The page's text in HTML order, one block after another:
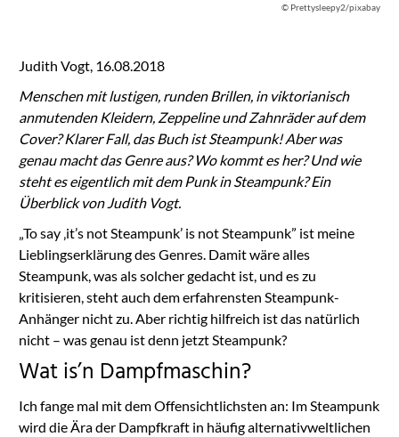
© Prettysleepy2/pixabay
Judith Vogt, 16.08.2018
Menschen mit lustigen, runden Brillen, in viktorianisch
anmutenden Kleidern, Zeppeline und Zahnräder auf dem
Cover? Klarer Fall, das Buch ist Steampunk! Aber was
genau macht das Genre aus? Wo kommt es her? Und wie
steht es eigentlich mit dem Punk in Steampunk? Ein
Überblick von Judith Vogt.
„To say ‚it’s not Steampunk’ is not Steampunk” ist meine
Lieblingserklärung des Genres. Damit wäre alles
Steampunk, was als solcher gedacht ist, und es zu
kritisieren, steht auch dem erfahrensten Steampunk-
Anhänger nicht zu. Aber richtig hilfreich ist das natürlich
nicht – was genau ist denn jetzt Steampunk?
Wat is’n Dampfmaschin?
Ich fange mal mit dem Offensichtlichsten an: Im Steampunk
wird die Ära der Dampfkraft in häufig alternativweltlichen